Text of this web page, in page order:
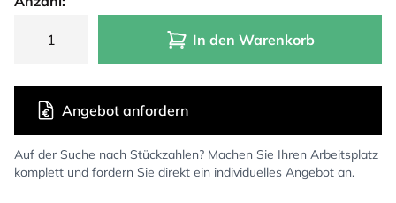
In den Warenkorb
Auf der Suche nach Stückzahlen? Machen Sie Ihren Arbeitsplatz
komplett und fordern Sie direkt ein individuelles Angebot an.
Angebot anfordern